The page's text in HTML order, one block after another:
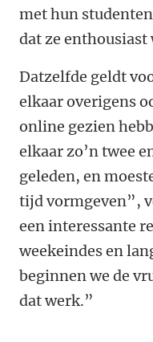
met hun
dat ze
Datzelfde geldt
elkaar overigens
online gezien
elkaar zo’n twee
geleden, en
tijd vormgeven”,
een interessante
weekeindes en
beginnen we de
dat werk.”